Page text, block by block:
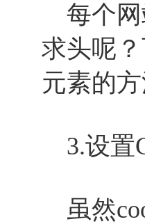
每个网
求头呢
元素的
3.设置
虽然